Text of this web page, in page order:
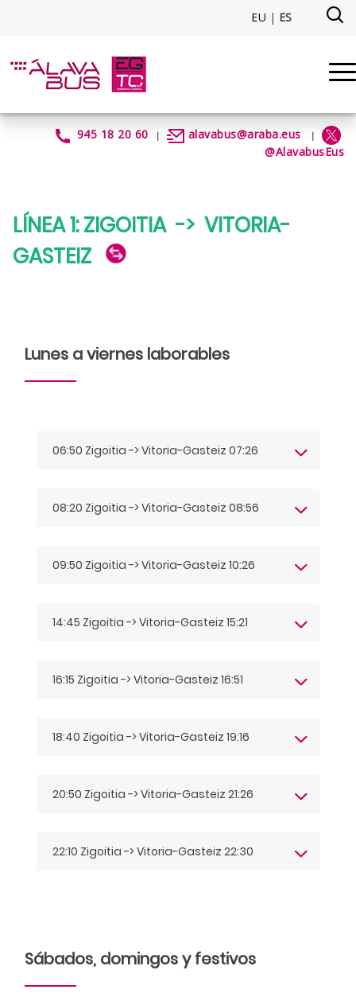
EU | ES
Línea 1: Zigoitia - Vitoria-
945 18 20 60 | alavabus@araba.eus |
@AlavabusEus
LÍNEA 1: ZIGOITIA -> VITORIA-
GASTEIZ
Lunes a viernes laborables
06:50 Zigoitia -> Vitoria-Gasteiz 07:26
08:20 Zigoitia -> Vitoria-Gasteiz 08:56
09:50 Zigoitia -> Vitoria-Gasteiz 10:26
14:45 Zigoitia -> Vitoria-Gasteiz 15:21
16:15 Zigoitia -> Vitoria-Gasteiz 16:51
18:40 Zigoitia -> Vitoria-Gasteiz 19:16
20:50 Zigoitia -> Vitoria-Gasteiz 21:26
22:10 Zigoitia -> Vitoria-Gasteiz 22:30
Sábados, domingos y festivos